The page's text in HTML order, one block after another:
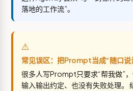
落地的工作流”。
⚠️
常见误区：把Prompt当成“随口说
很多人写Prompt只要求“帮我做”
输入输出约定、也没有失败处理。